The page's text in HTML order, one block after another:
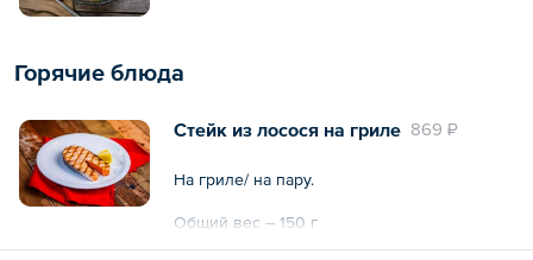
Горячие блюда
869 ₽
Стейк из лосося на гриле
На гриле/ на пару.
Общий вес – 150 г